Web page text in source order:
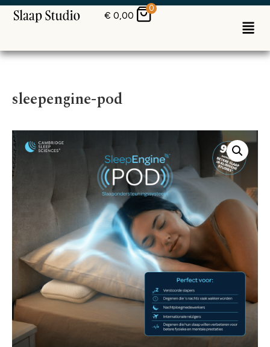
€ 0,00
0
sleepengine-pod